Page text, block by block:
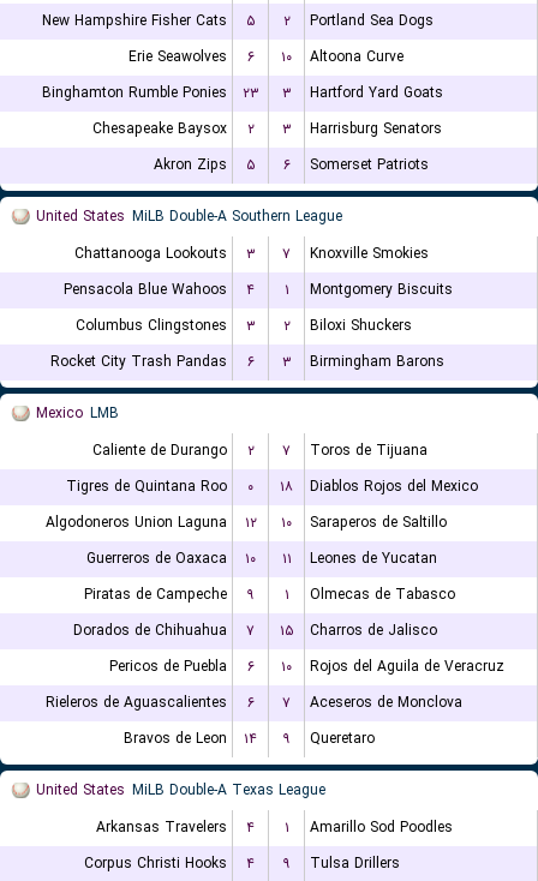
New Hampshire Fisher Cats
۵ ۲
Portland Sea Dogs
Erie Seawolves
۶ ۱۰
Altoona Curve
Binghamton Rumble Ponies
۲۳ ۳
Hartford Yard Goats
Chesapeake Baysox
۲ ۳
Harrisburg Senators
Akron Zips
۵ ۶ Somerset Patriots
United States MiLB Double-A Southern League
Chattanooga Lookouts
۳ ۷
Knoxville Smokies
Pensacola Blue Wahoos
۴ ۱
Montgomery Biscuits
Columbus Clingstones
۳ ۲
Biloxi Shuckers
Rocket City Trash Pandas
۶ ۳ Birmingham Barons
Mexico LMB
Caliente de Durango
۲ ۷
Toros de Tijuana
Tigres de Quintana Roo
۰ ۱۸
Diablos Rojos del Mexico
Algodoneros Union Laguna
۱۲ ۱۰
Saraperos de Saltillo
Guerreros de Oaxaca
۱۰ ۱۱
Leones de Yucatan
Piratas de Campeche
۹ ۱
Olmecas de Tabasco
Dorados de Chihuahua
۷ ۱۵
Charros de Jalisco
Pericos de Puebla
۶ ۱۰
Rojos del Aguila de Veracruz
Rieleros de Aguascalientes
۶ ۷
Aceseros de Monclova
Bravos de Leon
۱۴ ۹ Queretaro
United States MiLB Double-A Texas League
Arkansas Travelers
۴ ۱
Amarillo Sod Poodles
Corpus Christi Hooks
۴ ۹ Tulsa Drillers